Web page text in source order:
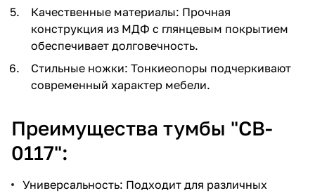
Качественные материалы: Прочная
конструкция из МДФ с глянцевым покрытием
обеспечивает долговечность.
Стильные ножки: Тонкиеопоры подчеркивают
современный характер мебели.
Преимущества тумбы "CB-
0117":
Универсальность: Подходит для различных